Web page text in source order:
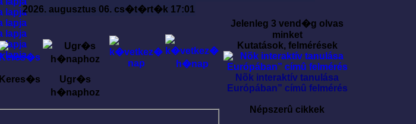
2026. augusztus 06. cs�t�rt�k 17:01
Keres�s
Ugr�s
h�naphoz
Jelenleg 3 vend�g olvas
minket
Kutatások, felmérések
Nõk interaktív tanulása
Európában” címû felmérés
Népszerû cikkek